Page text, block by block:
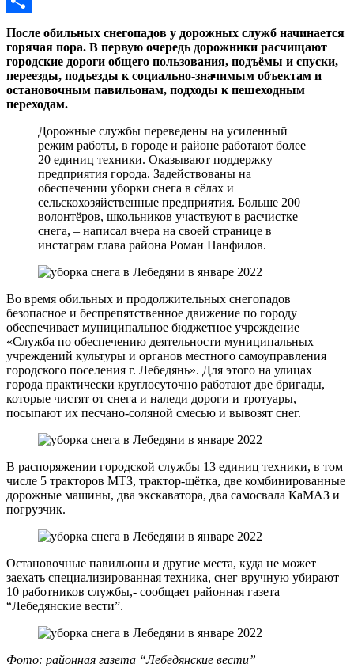
Отправить
После обильных снегопадов у дорожных служб начинается
горячая пора. В первую очередь дорожники расчищают
городские дороги общего пользования, подъёмы и спуски,
переезды, подъезды к социально-значимым объектам и
остановочным павильонам, подходы к пешеходным
переходам.
Дорожные службы переведены на усиленный
режим работы, в городе и районе работают более
20 единиц техники. Оказывают поддержку
предприятия города. Задействованы на
обеспечении уборки снега в сёлах и
сельскохозяйственные предприятия. Больше 200
волонтёров, школьников участвуют в расчистке
снега, – написал вчера на своей странице в
инстаграм глава района Роман Панфилов.
Во время обильных и продолжительных снегопадов
безопасное и беспрепятственное движение по городу
обеспечивает муниципальное бюджетное учреждение
«Служба по обеспечению деятельности муниципальных
учреждений культуры и органов местного самоуправления
городского поселения г. Лебедянь». Для этого на улицах
города практически круглосуточно работают две бригады,
которые чистят от снега и наледи дороги и тротуары,
посыпают их песчано-соляной смесью и вывозят снег.
В распоряжении городской службы 13 единиц техники, в том
числе 5 тракторов МТЗ, трактор-щётка, две комбинированные
дорожные машины, два экскаватора, два самосвала КаМАЗ и
погрузчик.
Остановочные павильоны и другие места, куда не может
заехать специализированная техника, снег вручную убирают
10 работников службы,- сообщает районная газета
“Лебедянские вести”.
Фото: районная газета “Лебедянские вести”